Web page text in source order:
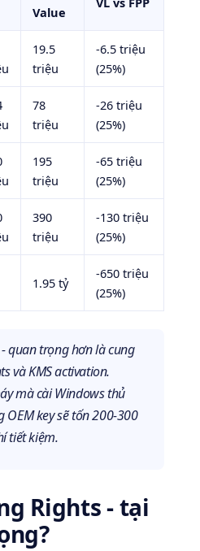
Value
19.5
triệu
-6.5 triệu
(25%)
78
triệu
-26 triệu
(25%)
195
triệu
-65 triệu
(25%)
390
triệu
-130 triệu
(25%)
1.95 tỷ
-650 triệu
(25%)
quan trọng hơn là cung
và KMS activation.
mà cài Windows thủ
key sẽ tốn 200-300
tiết kiệm.
Rights - tại